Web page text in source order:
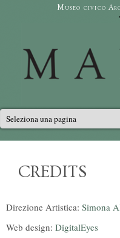
Salta al contenuto principale
Museo civico
Menu principale
CREDITS
Direzione Artistica: Simona
Web design: DigitalEyes